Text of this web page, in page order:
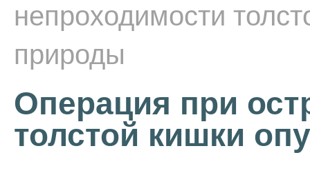
непроходимости
природы
Операция при
толстой кишки